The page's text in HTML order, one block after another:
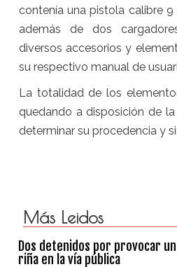
contenía una pistola calibre
además de dos
diversos accesorios y
su respectivo manual de
La totalidad de los
quedando a disposición de
determinar su procedencia y
Más Leidos
Dos detenidos por provocar
riña en la vía pública